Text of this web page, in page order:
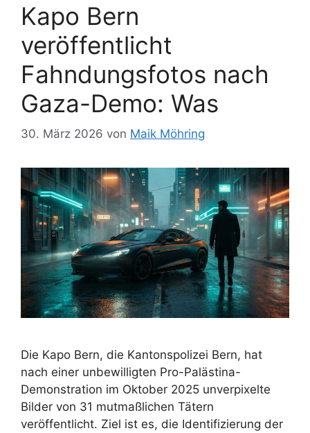
Kapo Bern
veröffentlicht
Fahndungsfotos nach
Gaza-Demo: Was
30. März 2026 von Maik Möhring
Die Kapo Bern, die Kantonspolizei Bern, hat
nach einer unbewilligten Pro-Palästina-
Demonstration im Oktober 2025 unverpixelte
Bilder von 31 mutmaßlichen Tätern
veröffentlicht. Ziel ist es, die Identifizierung der